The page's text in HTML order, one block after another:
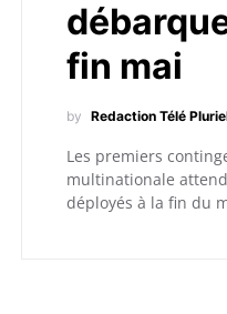
fin mai
by Redaction Télé
Les premiers
multinationale
déployés à la fin du